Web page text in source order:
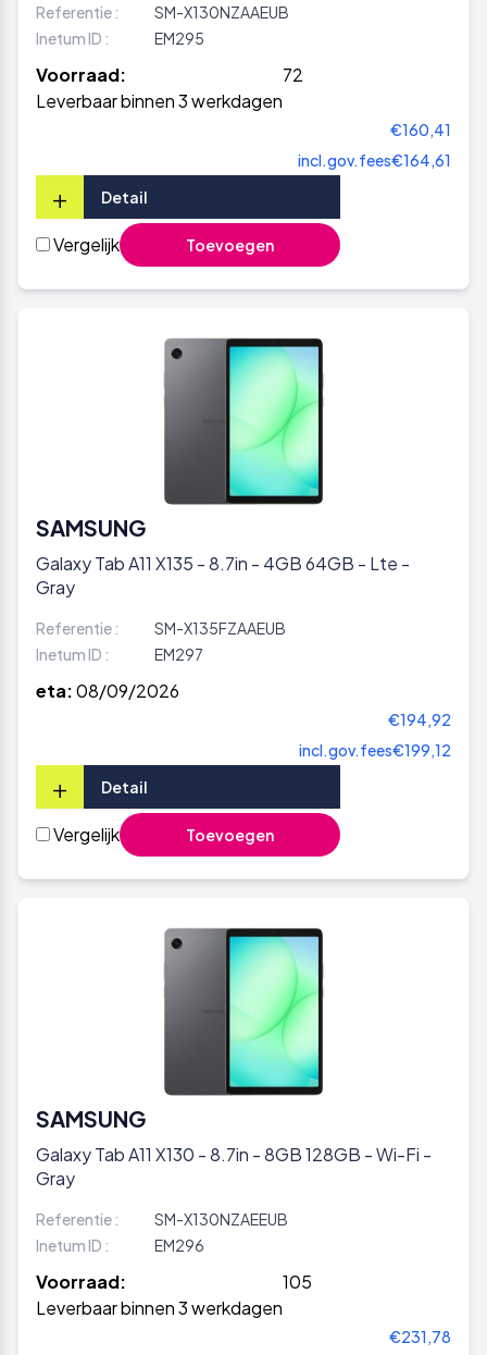
Referentie :
SM-X130NZAAEUB
Inetum ID :
EM295
Voorraad:
72
Leverbaar binnen 3 werkdagen
€160,41
incl.gov.fees€164,61
+ Detail
Vergelijk Toevoegen
SAMSUNG
Galaxy Tab A11 X135 - 8.7in - 4GB 64GB - Lte -
Gray
Referentie :
SM-X135FZAAEUB
Inetum ID :
EM297
eta:08/09/2026
€194,92
incl.gov.fees€199,12
+ Detail
Vergelijk Toevoegen
SAMSUNG
Galaxy Tab A11 X130 - 8.7in - 8GB 128GB - Wi-Fi -
Gray
Referentie :
SM-X130NZAEEUB
Inetum ID :
EM296
Voorraad:
105
Leverbaar binnen 3 werkdagen
€231,78